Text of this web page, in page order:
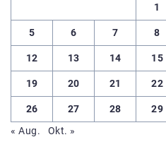
1
5 6 7 8
12 13 14 15
19 20 21 22
26 27 28 29
« Aug.
Okt. »